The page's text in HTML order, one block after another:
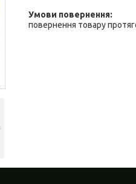
повернення товару